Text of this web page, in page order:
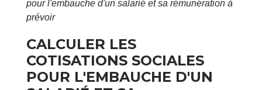
pour l'embauche d'un salarié et sa rémunération à
prévoir
CALCULER LES
COTISATIONS SOCIALES
POUR L'EMBAUCHE D'UN